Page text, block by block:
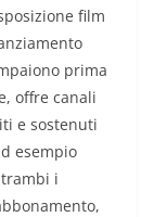
film
prima
offre canali
e sostenuti
esempio
i